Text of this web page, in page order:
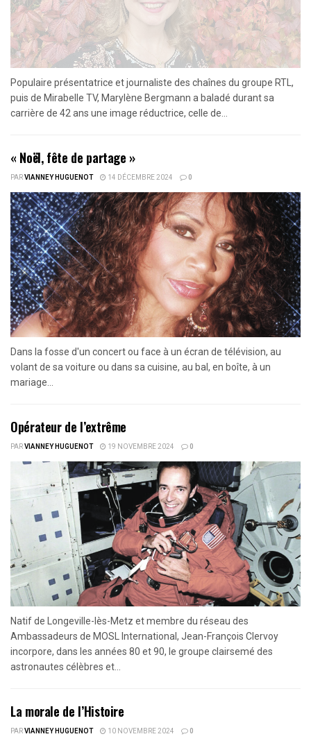
Populaire présentatrice et journaliste des chaînes du groupe RTL,
puis de Mirabelle TV, Marylène Bergmann a baladé durant sa
carrière de 42 ans une image réductrice, celle de...
« Noël, fête de partage »
PARVIANNEY HUGUENOT 14 DÉCEMBRE 2024 0
Dans la fosse d'un concert ou face à un écran de télévision, au
volant de sa voiture ou dans sa cuisine, au bal, en boîte, à un
mariage...
Opérateur de l’extrême
PARVIANNEY HUGUENOT 19 NOVEMBRE 2024 0
Natif de Longeville-lès-Metz et membre du réseau des
Ambassadeurs de MOSL International, Jean-François Clervoy
incorpore, dans les années 80 et 90, le groupe clairsemé des
astronautes célèbres et...
La morale de l’Histoire
PARVIANNEY HUGUENOT 10 NOVEMBRE 2024 0